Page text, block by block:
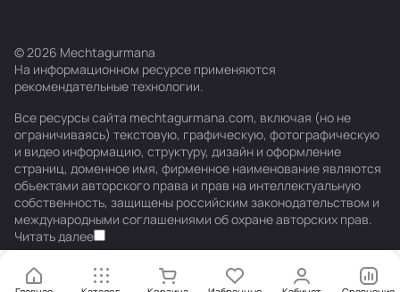
© 2026 Mechtagurmana
На информационном ресурсе применяются
рекомендательные технологии.
Все ресурсы сайта mechtagurmana.com, включая (но не
ограничиваясь) текстовую, графическую, фотографическую
и видео информацию, структуру, дизайн и оформление
страниц, доменное имя, фирменное наименование являются
объектами авторского права и прав на интеллектуальную
собственность, защищены российским законодательством и
международными соглашениями об охране авторских прав.
Читать далее